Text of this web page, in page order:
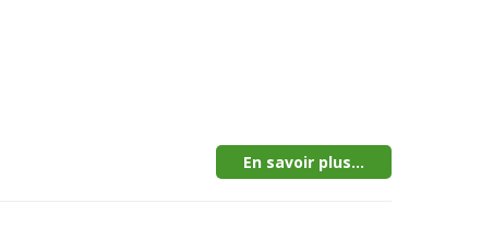
En savoir plus...